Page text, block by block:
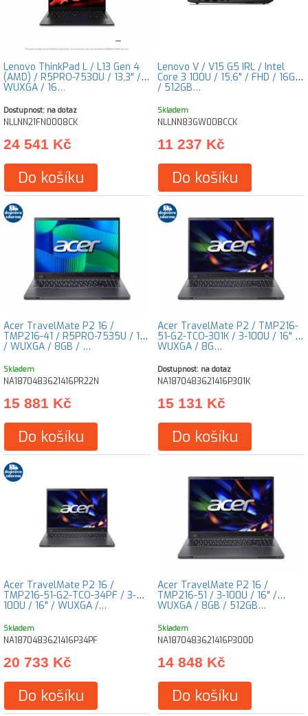
Lenovo ThinkPad L / L13 Gen 4
(AMD) / R5PRO-7530U / 13,3" /
WUXGA / 16…
Dostupnost: na dotaz
NLLNN21FN0008CK
24 541 Kč
Do košíku
Lenovo V / V15 G5 IRL / Intel
Core 3 100U / 15,6" / FHD / 16GB
/ 512GB…
Skladem
NLLNN83GW00BCCK
11 237 Kč
Do košíku
Acer TravelMate P2 16 /
TMP216-41 / R5PRO-7535U / 16"
/ WUXGA / 8GB / …
Skladem
NA1870483621416PR22N
15 881 Kč
Do košíku
Acer TravelMate P2 / TMP216-
51-G2-TCO-301K / 3-100U / 16" /
WUXGA / 8G…
Dostupnost: na dotaz
NA1870483621416P301K
15 131 Kč
Do košíku
Acer TravelMate P2 16 /
TMP216-51-G2-TCO-34PF / 3-
100U / 16" / WUXGA /…
Skladem
NA1870483621416P34PF
20 733 Kč
Do košíku
Acer TravelMate P2 16 /
TMP216-51 / 3-100U / 16" /
WUXGA / 8GB / 512GB…
Skladem
NA1870483621416P300D
14 848 Kč
Do košíku